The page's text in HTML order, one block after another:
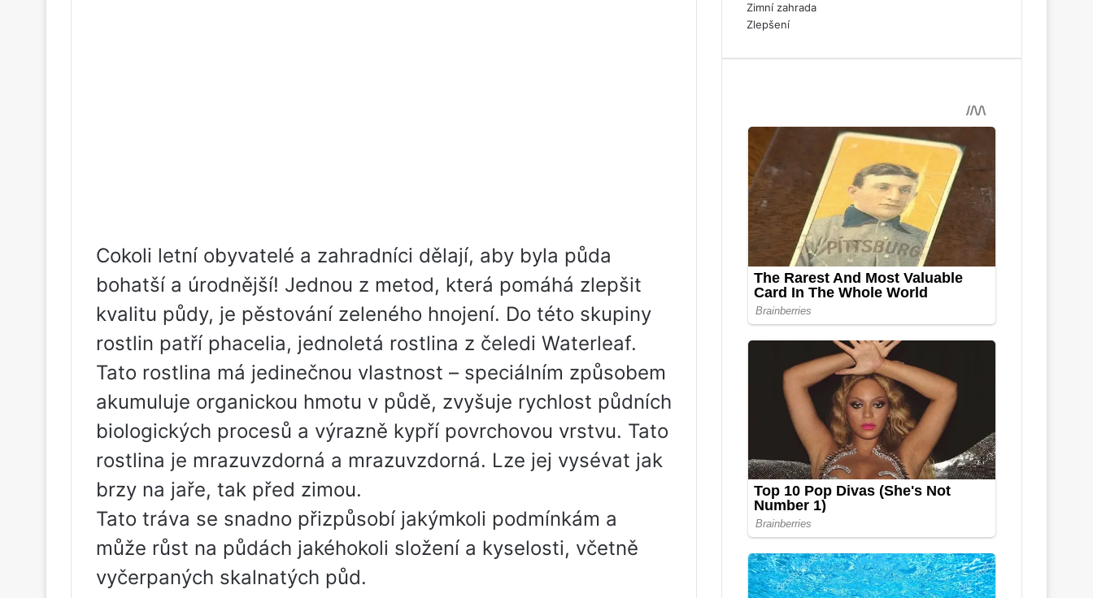
Cokoli letní obyvatelé a zahradníci dělají, aby byla půda
bohatší a úrodnější! Jednou z metod, která pomáhá zlepšit
kvalitu půdy, je pěstování zeleného hnojení. Do této skupiny
rostlin patří phacelia, jednoletá rostlina z čeledi Waterleaf.
Tato rostlina má jedinečnou vlastnost – speciálním způsobem
akumuluje organickou hmotu v půdě, zvyšuje rychlost půdních
biologických procesů a výrazně kypří povrchovou vrstvu. Tato
rostlina je mrazuvzdorná a mrazuvzdorná. Lze jej vysévat jak
brzy na jaře, tak před zimou.
Tato tráva se snadno přizpůsobí jakýmkoli podmínkám a
může růst na půdách jakéhokoli složení a kyselosti, včetně
vyčerpaných skalnatých půd.
Zimní zahrada
Zlepšení